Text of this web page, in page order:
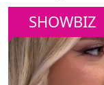
SHOWBIZ